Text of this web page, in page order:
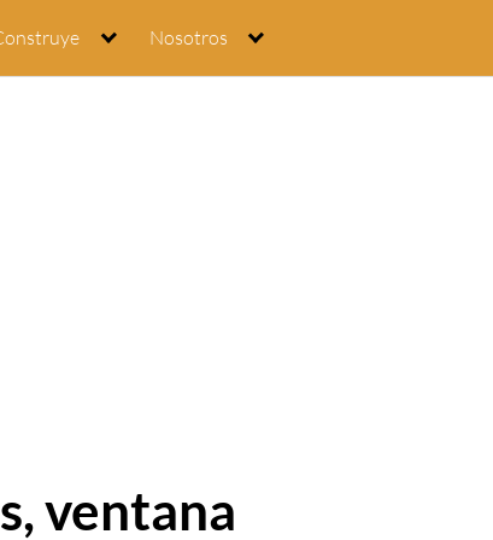
Nosotros
ventana